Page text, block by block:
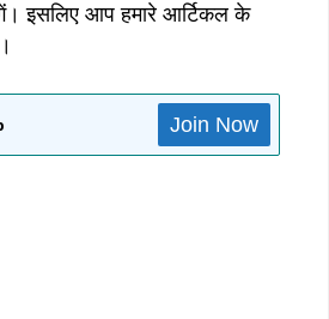
इसलिए आप हमारे आर्टिकल के
Join Now